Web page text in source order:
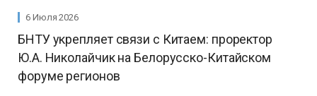
6 Июля 2026
БНТУ укрепляет связи с Китаем: проректор
Ю.А. Николайчик на Белорусско-Китайском
форуме регионов